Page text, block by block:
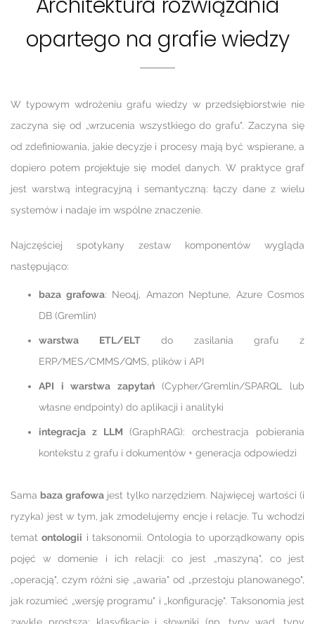
opartego na grafie wiedzy
W typowym wdrożeniu grafu wiedzy w przedsiębiorstwie nie
zaczyna się od „wrzucenia wszystkiego do grafu". Zaczyna się
od zdefiniowania, jakie decyzje i procesy mają być wspierane, a
dopiero potem projektuje się model danych. W praktyce graf
jest warstwą integracyjną i semantyczną: łączy dane z wielu
systemów i nadaje im wspólne znaczenie.
Najczęściej spotykany zestaw komponentów wygląda
następująco:
baza grafowa: Neo4j, Amazon Neptune, Azure Cosmos
DB (Gremlin)
warstwa ETL/ELTdo zasilania grafu z
ERP/MES/CMMS/QMS, plików i API
API i warstwa zapytań(Cypher/Gremlin/SPARQL lub
własne endpointy) do aplikacji i analityki
integracja z LLM (GraphRAG): orchestracja pobierania
kontekstu z grafu i dokumentów + generacja odpowiedzi
Sama baza grafowajest tylko narzędziem. Najwięcej wartości (i
ryzyka) jest w tym, jak zmodelujemy encje i relacje. Tu wchodzi
tematontologii i taksonomii. Ontologia to uporządkowany opis
pojęć w domenie i ich relacji: co jest „maszyną", co jest
„operacją", czym różni się „awaria" od „przestoju planowanego",
jak rozumieć „wersję programu" i „konfigurację". Taksonomia jest